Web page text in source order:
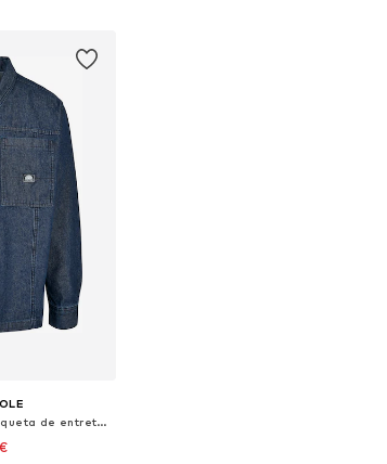
Ajuste confortable Chaqueta de entretiempo